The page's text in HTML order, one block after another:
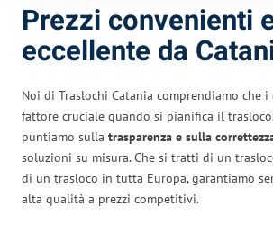
Prezzi convenienti
eccellente da
Noi di Traslochi Catania comprendiamo che
fattore cruciale quando si pianifica il
puntiamo sulla trasparenza e sulla
soluzioni su misura. Che si tratti di un
di un trasloco in tutta Europa, garantiamo
alta qualità a prezzi competitivi.